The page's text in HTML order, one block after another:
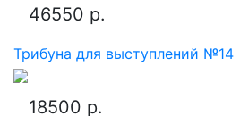
46550 р.
Трибуна для выступлений №14
18500 р.